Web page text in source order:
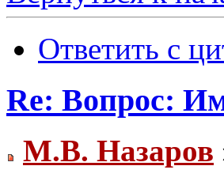
Ответить с
Re: Вопрос:
М.В. Назаров